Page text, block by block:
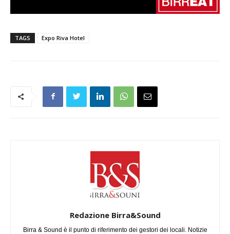
TAGS Expo Riva Hotel
Redazione Birra&Sound
Birra & Sound è il punto di riferimento dei gestori dei locali. Notizie